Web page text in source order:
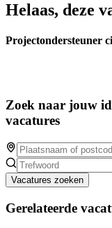
Helaas, deze
Projectondersteuner
Zoek naar jouw
vacatures
Vacatures zoeken
Gerelateerde